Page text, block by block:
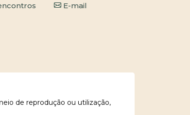
E-mail
de reprodução ou utilização,